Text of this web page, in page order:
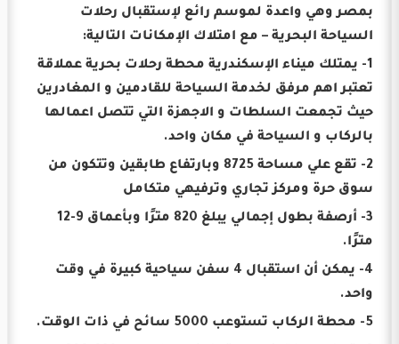
بمصر وهي واعدة لموسم رائع لإستقبال رحلات
السياحة البحرية – مع امتلاك الإمكانات التالية:
1- يمتلك ميناء الإسكندرية محطة رحلات بحرية عملاقة
تعتبر اهم مرفق لخدمة السياحة للقادمين و المغادرين
حيث تجمعت السلطات و الاجهزة التي تتصل اعمالها
بالركاب و السياحة في مكان واحد.
2- تقع علي مساحة 8725 وبارتفاع طابقين وتتكون من
سوق حرة ومركز تجاري وترفيهي متكامل
3- أرصفة بطول إجمالي يبلغ 820 مترًا وبأعماق 9-12
مترًا.
4- يمكن أن استقبال 4 سفن سياحية كبيرة في وقت
واحد.
5- محطة الركاب تستوعب 5000 سائح في ذات الوقت.